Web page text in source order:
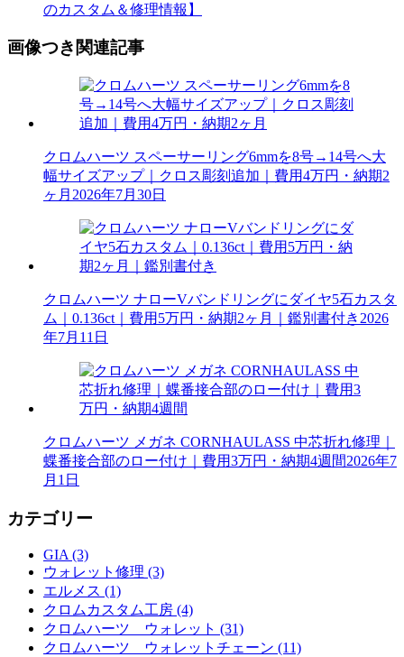
のカスタム＆修理情報】
画像つき関連記事
クロムハーツ スペーサーリング6mmを8号→14号へ大
幅サイズアップ｜クロス彫刻追加｜費用4万円・納期2
ヶ月 2026年7月30日
クロムハーツ ナローVバンドリングにダイヤ5石カスタ
ム｜0.136ct｜費用5万円・納期2ヶ月｜鑑別書付き 2026
年7月11日
クロムハーツ メガネ CORNHAULASS 中芯折れ修理｜
蝶番接合部のロー付け｜費用3万円・納期4週間2026年7
月1日
カテゴリー
GIA (3)
ウォレット修理 (3)
エルメス (1)
クロムカスタム工房 (4)
クロムハーツ ウォレット (31)
クロムハーツ ウォレットチェーン (11)